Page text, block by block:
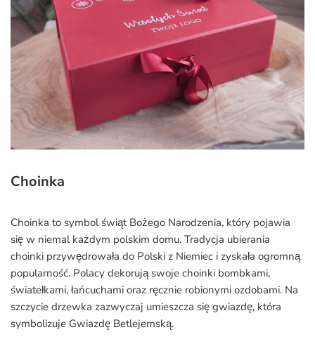
Choinka
Choinka to symbol świąt Bożego Narodzenia, który pojawia
się w niemal każdym polskim domu. Tradycja ubierania
choinki przywędrowała do Polski z Niemiec i zyskała ogromną
popularność. Polacy dekorują swoje choinki bombkami,
światełkami, łańcuchami oraz ręcznie robionymi ozdobami. Na
szczycie drzewka zazwyczaj umieszcza się gwiazdę, która
symbolizuje Gwiazdę Betlejemską.